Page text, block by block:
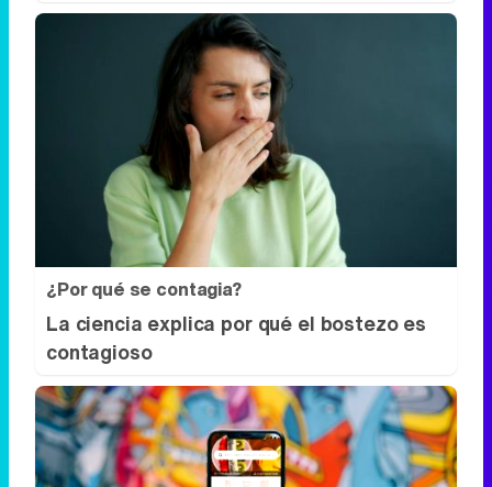
¿Por qué se contagia?
La ciencia explica por qué el bostezo es
contagioso